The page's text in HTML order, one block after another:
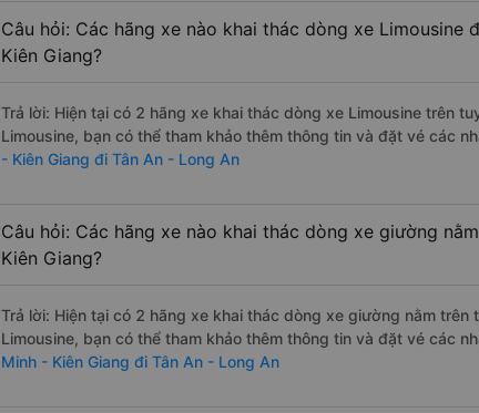
Câu hỏi: Các hãng xe nào khai thác dòng xe Limousine
Kiên Giang?
Trả lời: Hiện tại có 2 hãng xe khai thác dòng xe Limousine trên
Limousine, bạn có thể tham khảo thêm thông tin và đặt vé các
- Kiên Giang đi Tân An - Long An
Câu hỏi: Các hãng xe nào khai thác dòng xe giường
Kiên Giang?
Trả lời: Hiện tại có 2 hãng xe khai thác dòng xe giường nằm trên
Limousine, bạn có thể tham khảo thêm thông tin và đặt vé các
Minh - Kiên Giang đi Tân An - Long An